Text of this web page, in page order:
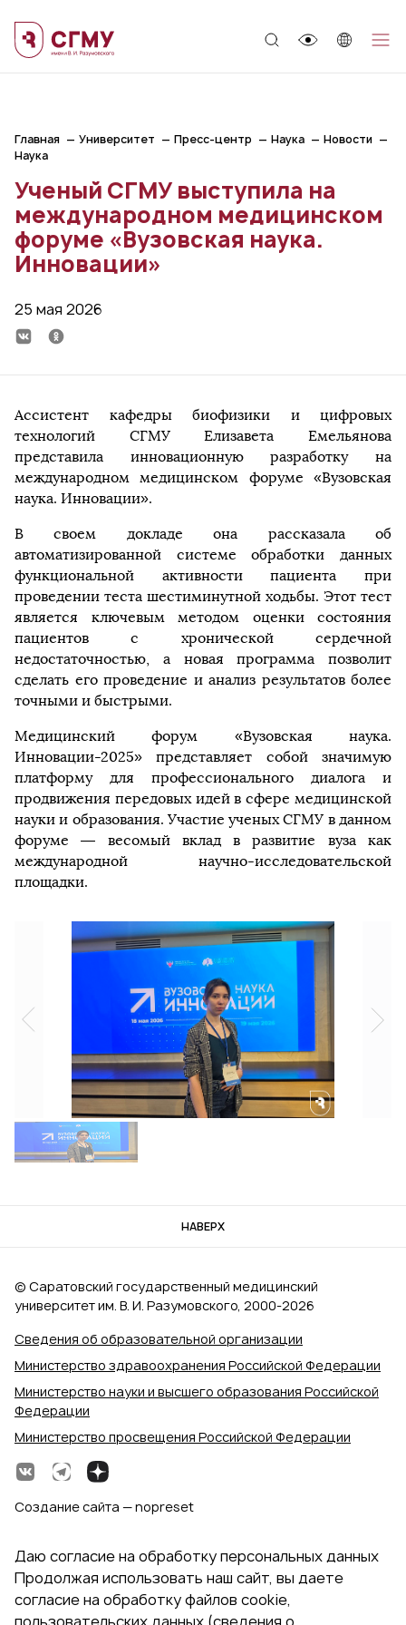
Главная Университет Пресс-центр Наука
Новости
Наука
Ученый СГМУ выступила на
международном медицинском
форуме «Вузовская наука.
Инновации»
25 мая 2026
Ассистент кафедры биофизики и цифровых
технологий СГМУ Елизавета Емельянова
представила инновационную разработку на
международном медицинском форуме «Вузовская
наука. Инновации».
В своем докладе она рассказала об
автоматизированной системе обработки данных
функциональной активности пациента при
проведении теста шестиминутной ходьбы. Этот тест
является ключевым методом оценки состояния
пациентов с хронической сердечной
недостаточностью, а новая программа позволит
сделать его проведение и анализ результатов более
точными и быстрыми.
Медицинский форум «Вузовская наука.
Инновации-2025» представляет собой значимую
платформу для профессионального диалога и
продвижения передовых идей в сфере медицинской
науки и образования. Участие ученых СГМУ в данном
форуме — весомый вклад в развитие вуза как
международной научно-исследовательской
площадки.
НАВЕРХ
Сведения об образовательной организации
Министерство здравоохранения Российской Федерации
Министерство науки и высшего образования Российской
Федерации
Министерство просвещения Российской Федерации
© Саратовский государственный медицинский
университет им. В. И. Разумовского, 2000‑2026
Создание сайта — nopreset
Даю согласие на обработку персональных данных
Продолжая использовать наш сайт, вы даете
согласие на обработку файлов cookie,